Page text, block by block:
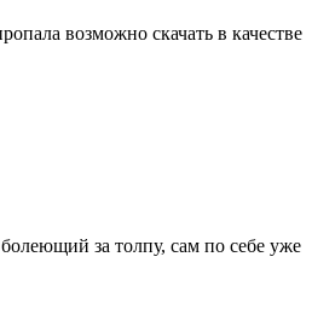
возможно скачать в качестве
за толпу, сам по себе уже